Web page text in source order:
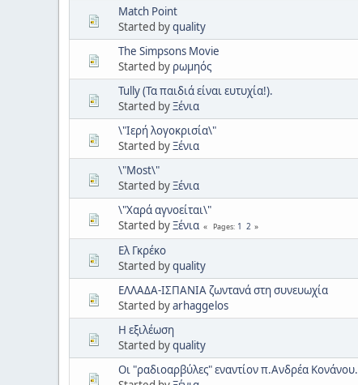
Match Point
Started byquality
The Simpsons Movie
Started by ρωμηός
Tully (Τα παιδιά είναι ευτυχία!).
Started byΞένια
\"Iερή λογοκρισία\"
Started byΞένια
\"Most\"
Started byΞένια
\"Χαρά αγνοείται\"
Started byΞένια Pages 1 2
Ελ Γκρέκο
Started byquality
ΕΛΛΑΔΑ-ΙΣΠΑΝΙΑ ζωντανά στη συνευωχία
Started byarhaggelos
Η εξιλέωση
Started byquality
Οι "ραδιοαρβύλες" εναντίον π.Ανδρέα Κονάνου.